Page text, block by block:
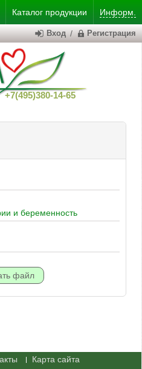
Каталог продукции Информ.
+7(495)380-14-65
Вход / Регистрация
и беременность
Карта сайта